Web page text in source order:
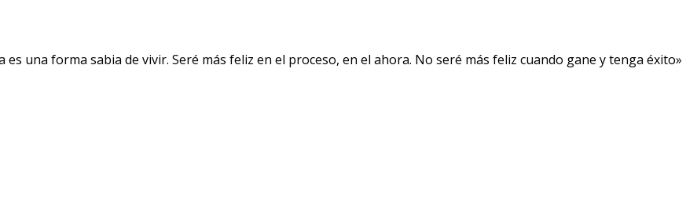
una forma sabia de vivir. Seré más feliz en el proceso, en el ahora. No seré más feliz cuando gane y tenga éxito»